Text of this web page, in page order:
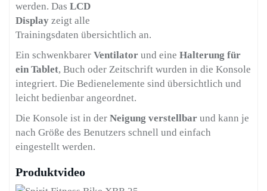
werden. Das LCD
Display zeigt alle
Trainingsdaten übersichtlich an.
Ein schwenkbarer Ventilator und eine Halterung für
ein Tablet, Buch oder Zeitschrift wurden in die Konsole
integriert. Die Bedienelemente sind übersichtlich und
leicht bedienbar angeordnet.
Die Konsole ist in der Neigung verstellbar und kann je
nach Größe des Benutzers schnell und einfach
eingestellt werden.
Produktvideo